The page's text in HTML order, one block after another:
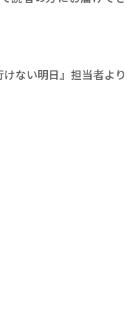
ない明日』担当者より